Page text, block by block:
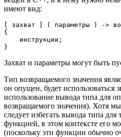
имеют вид:
[ захват ] ( параметры ) ->
{
    инструкции
;
}
Захват и параметры могут быть
Тип возвращаемого значения
он опущен, будет использоваться
использование вывода типа для
возвращаемого значения). Хотя
следует избегать вывода типа
функцией, в этом контексте его
(поскольку эти функции обычно